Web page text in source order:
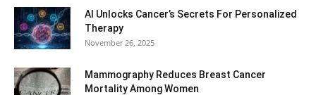
AI Unlocks Cancer’s Secrets For Personalized
Therapy
November 26, 2025
Mammography Reduces Breast Cancer
Mortality Among Women